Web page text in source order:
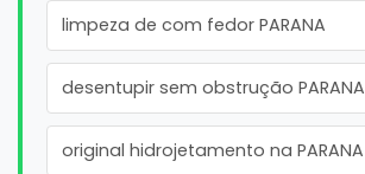
limpeza de com fedor PARANA
desentupir sem obstrução PARANA
original hidrojetamento na PARANA